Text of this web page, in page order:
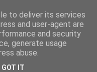
to deliver its services
and user-agent are
and security
generate usage
abuse.
GOT IT